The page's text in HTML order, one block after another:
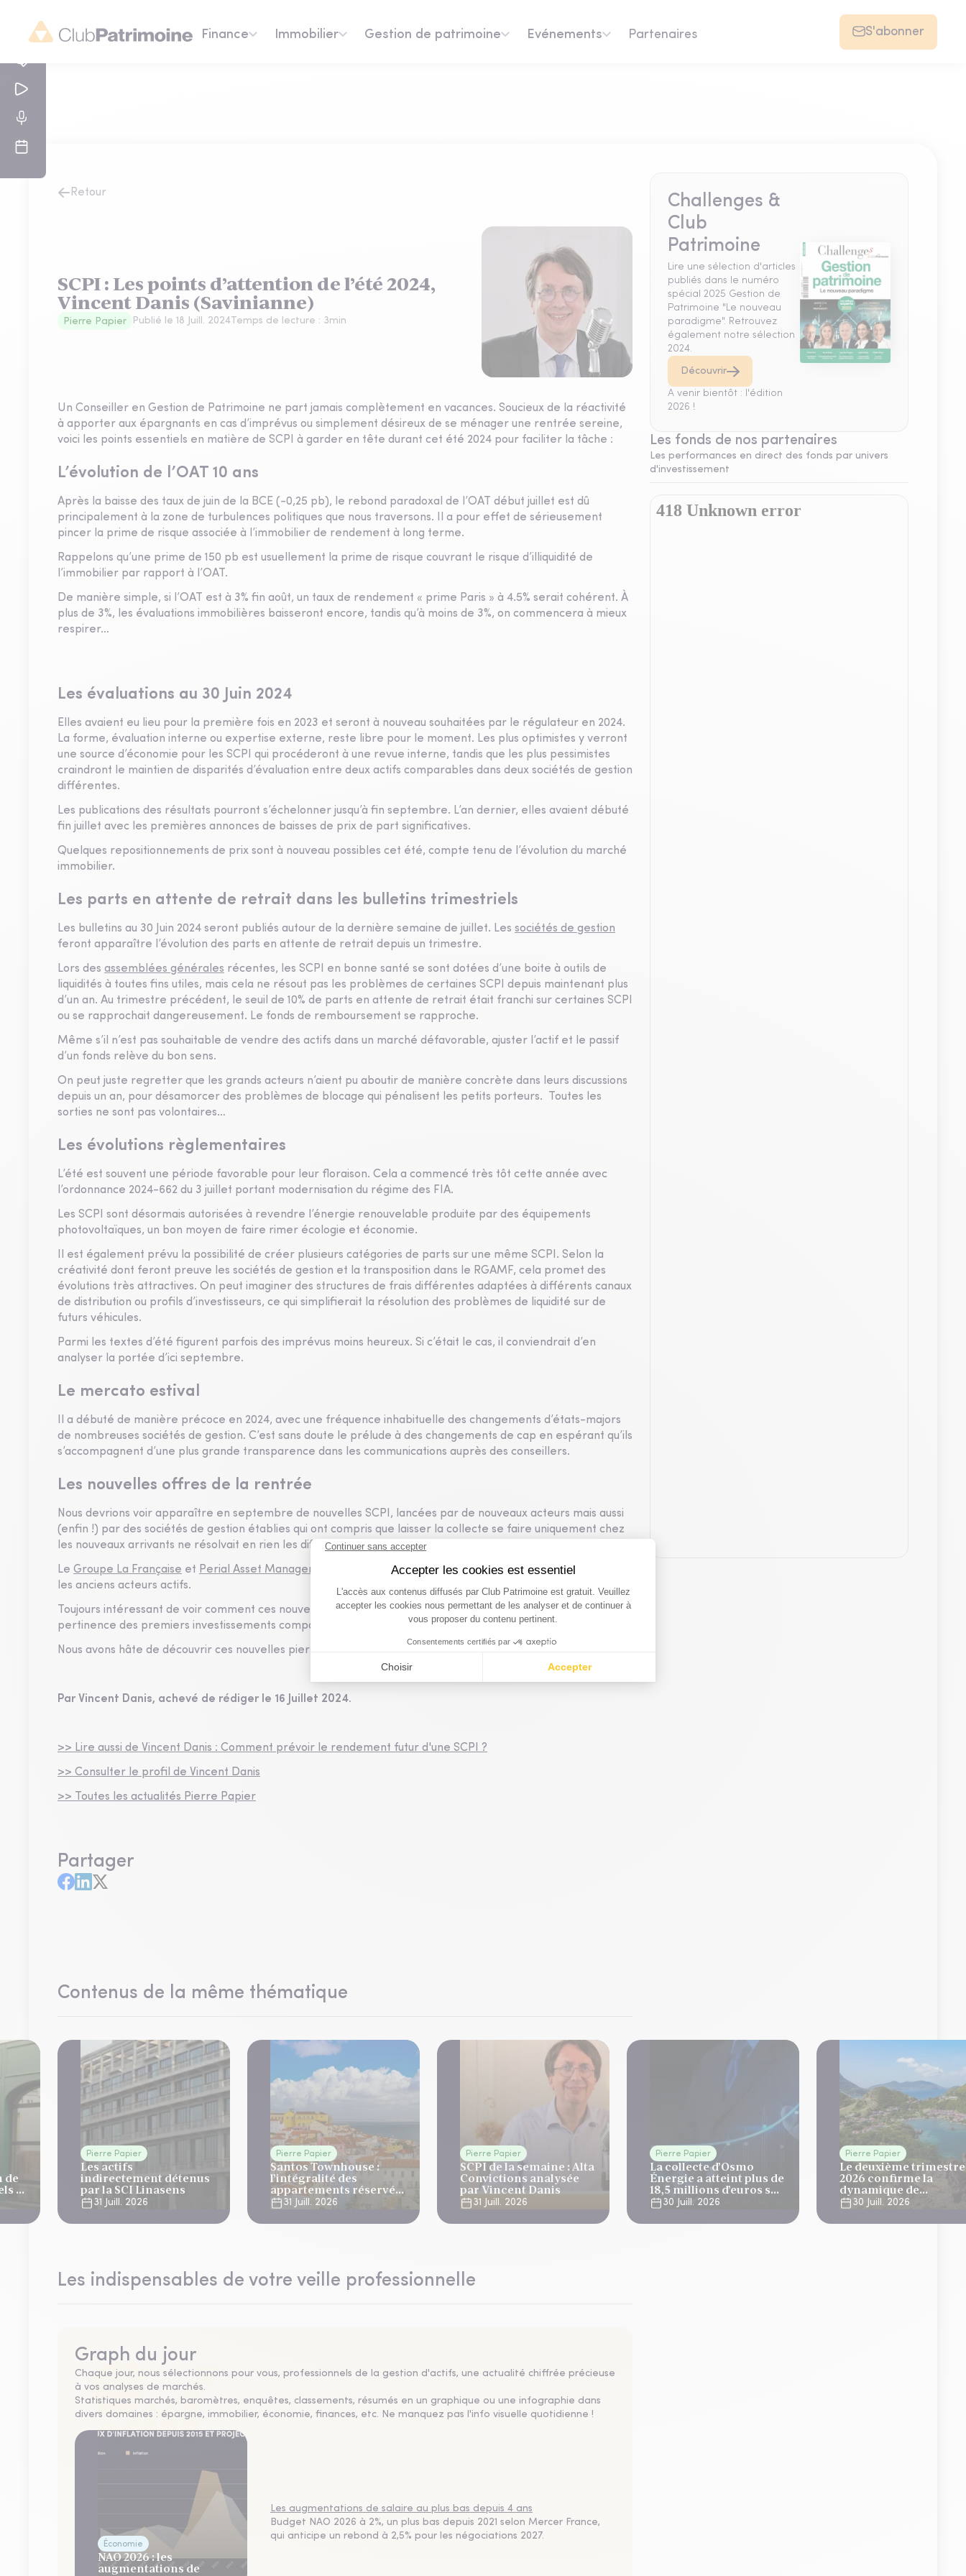
Finance Immobilier Gestion de patrimoine Evénements Partenaires S'abonner
Retour
SCPI : Les points d’attention de l’été 2024,
Vincent Danis (Savinianne)
Pierre Papier Publié le 18 Juill. 2024Temps de lecture : 3min
Un Conseiller en Gestion de Patrimoine ne part jamais complètement en vacances. Soucieux de la réactivité
à apporter aux épargnants en cas d’imprévus ou simplement désireux de se ménager une rentrée sereine,
voici les points essentiels en matière de SCPI à garder en tête durant cet été 2024 pour faciliter la tâche :
L’évolution de l’OAT 10 ans
Après la baisse des taux de juin de la BCE (-0,25 pb), le rebond paradoxal de l’OAT début juillet est dû
principalement à la zone de turbulences politiques que nous traversons. Il a pour effet de sérieusement
pincer la prime de risque associée à l’immobilier de rendement à long terme.
Rappelons qu’une prime de 150 pb est usuellement la prime de risque couvrant le risque d’illiquidité de
l’immobilier par rapport à l’OAT.
De manière simple, si l’OAT est à 3% fin août, un taux de rendement « prime Paris » à 4.5% serait cohérent. À
plus de 3%, les évaluations immobilières baisseront encore, tandis qu’à moins de 3%, on commencera à mieux
respirer…
Les évaluations au 30 Juin 2024
Elles avaient eu lieu pour la première fois en 2023 et seront à nouveau souhaitées par le régulateur en 2024.
La forme, évaluation interne ou expertise externe, reste libre pour le moment. Les plus optimistes y verront
une source d’économie pour les SCPI qui procéderont à une revue interne, tandis que les plus pessimistes
craindront le maintien de disparités d’évaluation entre deux actifs comparables dans deux sociétés de gestion
différentes.
Les publications des résultats pourront s’échelonner jusqu’à fin septembre. L’an dernier, elles avaient débuté
fin juillet avec les premières annonces de baisses de prix de part significatives.
Quelques repositionnements de prix sont à nouveau possibles cet été, compte tenu de l’évolution du marché
immobilier.
Les parts en attente de retrait dans les bulletins trimestriels
Les bulletins au 30 Juin 2024 seront publiés autour de la dernière semaine de juillet. Les sociétés de gestion
feront apparaître l’évolution des parts en attente de retrait depuis un trimestre.
Lors des assemblées générales récentes, les SCPI en bonne santé se sont dotées d’une boite à outils de
liquidités à toutes fins utiles, mais cela ne résout pas les problèmes de certaines SCPI depuis maintenant plus
d’un an. Au trimestre précédent, le seuil de 10% de parts en attente de retrait était franchi sur certaines SCPI
ou se rapprochait dangereusement. Le fonds de remboursement se rapproche.
Même s’il n’est pas souhaitable de vendre des actifs dans un marché défavorable, ajuster l’actif et le passif
d’un fonds relève du bon sens.
On peut juste regretter que les grands acteurs n’aient pu aboutir de manière concrète dans leurs discussions
depuis un an, pour désamorcer des problèmes de blocage qui pénalisent les petits porteurs. Toutes les
sorties ne sont pas volontaires…
Les évolutions règlementaires
L’été est souvent une période favorable pour leur floraison. Cela a commencé très tôt cette année avec
l’ordonnance 2024-662 du 3 juillet portant modernisation du régime des FIA.
Les SCPI sont désormais autorisées à revendre l’énergie renouvelable produite par des équipements
photovoltaïques, un bon moyen de faire rimer écologie et économie.
Il est également prévu la possibilité de créer plusieurs catégories de parts sur une même SCPI. Selon la
créativité dont feront preuve les sociétés de gestion et la transposition dans le RGAMF, cela promet des
évolutions très attractives. On peut imaginer des structures de frais différentes adaptées à différents canaux
de distribution ou profils d’investisseurs, ce qui simplifierait la résolution des problèmes de liquidité sur de
futurs véhicules.
Parmi les textes d’été figurent parfois des imprévus moins heureux. Si c’était le cas, il conviendrait d’en
analyser la portée d’ici septembre.
Le mercato estival
Il a débuté de manière précoce en 2024, avec une fréquence inhabituelle des changements d’états-majors
de nombreuses sociétés de gestion. C’est sans doute le prélude à des changements de cap en espérant qu’ils
s’accompagnent d’une plus grande transparence dans les communications auprès des conseillers.
Les nouvelles offres de la rentrée
Nous devrions voir apparaître en septembre de nouvelles SCPI, lancées par de nouveaux acteurs mais aussi
(enfin !) par des sociétés de gestion établies qui ont compris que laisser la collecte se faire uniquement chez
les nouveaux arrivants ne résolvait en rien les difficultés des anciennes SCPI en difficulté.
Le Groupe La Française et Perial Asset Management , devraient ainsi rejoindreSofidy etAtland Voisin
les anciens acteurs actifs.
Toujours intéressant de voir comment ces nouveaux fondsseront amorcés et configurés ainsi que la
pertinence des premiers investissements comparés aux ambitions affichées.
Nous avons hâte de découvrir ces nouvelles pierres qui roulent !
Par Vincent Danis, achevé de rédiger le 16 Juillet 2024.
>> Lire aussi de Vincent Danis : Comment prévoir le rendement futur d'une SCPI ?
>> Consulter le profil de Vincent Danis
>> Toutes les actualités Pierre Papier
Partager
Contenus de la même thématique
de
4
Pierre Papier
Les actifs
indirectement détenus
par la SCI Linasens
31 Juill. 2026
Pierre Papier
Santos Townhouse :
l’intégralité des
appartements réservés
à Lisbonne
31 Juill. 2026
Pierre Papier
SCPI de la semaine : Alta
Convictions analysée
par Vincent Danis
31 Juill. 2026
Pierre Papier
La collecte d’Osmo
Énergie a atteint plus de
18,5 millions d’euros sur
le T230 Juill. 2026
Pierre Papier
Le deuxième trimestre
2026 confirme la
dynamique de
développement
d'Elevation Tertiom
30 Juill. 2026
Les indispensables de votre veille professionnelle
Graph du jour
Chaque jour, nous sélectionnons pour vous, professionnels de la gestion d'actifs, une actualité chiffrée précieuse
à vos analyses de marchés.
Statistiques marchés, baromètres, enquêtes, classements, résumés en un graphique ou une infographie dans
divers domaines : épargne, immobilier, économie, finances, etc. Ne manquez pas l'info visuelle quotidienne !
Économie
NAO 2026 : les
augmentations de
Les augmentations de salaire au plus bas depuis 4 ans
Budget NAO 2026 à 2%, un plus bas depuis 2021 selon Mercer France,
qui anticipe un rebond à 2,5% pour les négociations 2027.
Challenges &
Club
Patrimoine
Lire une sélection d'articles
publiés dans le numéro
spécial 2025 Gestion de
Patrimoine "Le nouveau
paradigme". Retrouvez
également notre sélection
2024.
Découvrir
A venir bientôt : l'édition
2026 !
Les fonds de nos partenaires
Les performances en direct des fonds par univers
d'investissement